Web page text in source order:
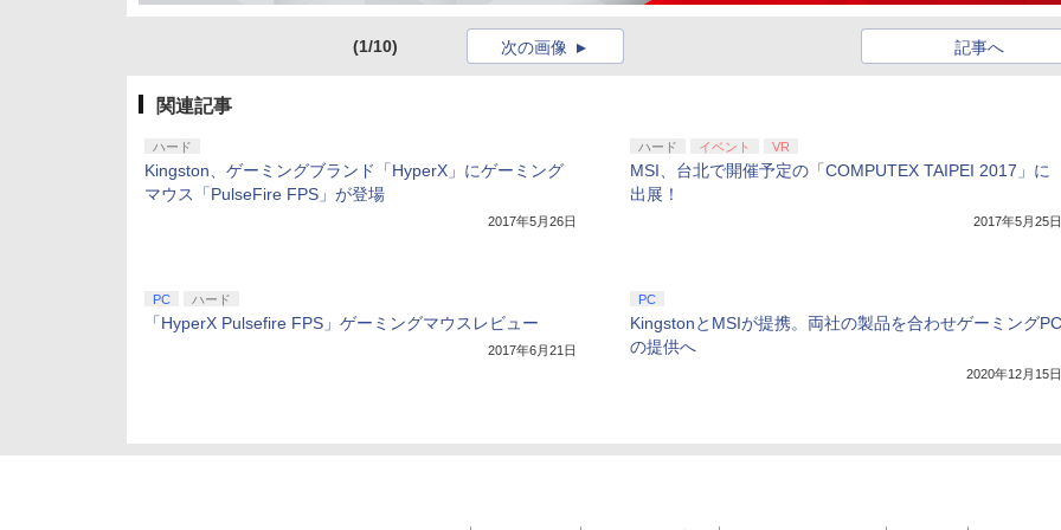
(1/10) 次の画像 記事へ
関連記事
ハード
Kingston、ゲーミングブランド「HyperX」にゲーミング
マウス「PulseFire FPS」が登場
2017年5月26日
ハード イベント VR
MSI、台北で開催予定の「COMPUTEX TAIPEI 2017」に
出展！
2017年5月25日
PC ハード
「HyperX Pulsefire FPS」ゲーミングマウスレビュー
2017年6月21日
PC
KingstonとMSIが提携。両社の製品を合わせゲーミングPC
の提供へ
2020年12月15日